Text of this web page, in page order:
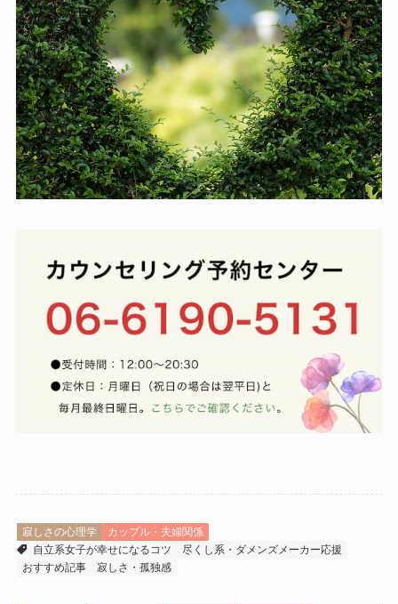
寂しさの心理学
カップル・夫婦関係
自立系女子が幸せになるコツ
尽くし系・ダメンズメーカー応援
おすすめ記事
寂しさ・孤独感